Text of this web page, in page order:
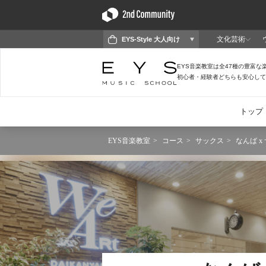
EYS音楽教室 コース サックス なんば x